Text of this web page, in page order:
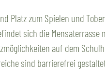
Platz zum Spielen und
sich die Mensaterrasse
auf dem
sind barrierefrei